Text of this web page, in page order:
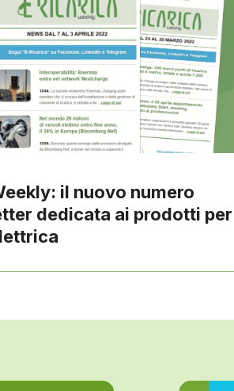
il nuovo numero
dedicata ai prodotti per